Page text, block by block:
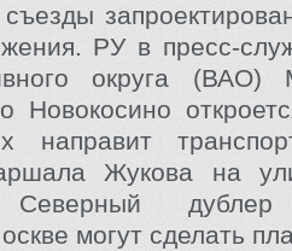
съезды
РУ в пресс-
округа (ВАО)
Новокосино
направит
Жукова на
дублер
могут сделать